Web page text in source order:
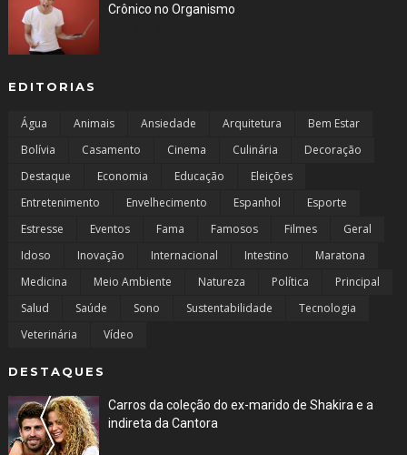
Crônico no Organismo
EDITORIAS
Água Animais Ansiedade Arquitetura
Bem Estar
Bolívia
Casamento Cinema Culinária
Decoração
Destaque
Economia Educação
Eleições
Entretenimento
Envelhecimento Espanhol
Esporte
Estresse
Eventos Fama Famosos Filmes
Geral
Idoso
Inovação Internacional Intestino
Maratona
Medicina
Meio Ambiente Natureza Política
Principal
Salud
Saúde Sono Sustentabilidade
Tecnologia
Veterinária
Vídeo
DESTAQUES
Carros da coleção do ex-marido de Shakira e a
indireta da Cantora